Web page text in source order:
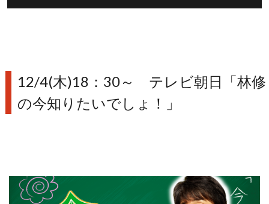
12/4(木)18：30～ テレビ朝日「林修
の今知りたいでしょ！」